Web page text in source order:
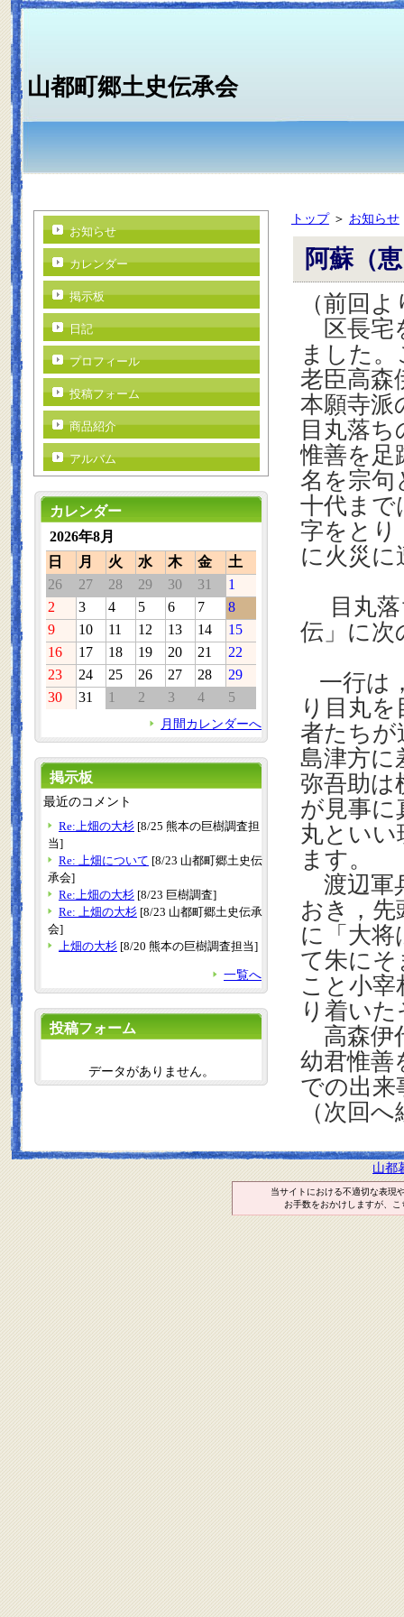
山都町郷土史伝承会
トップ＞ お知らせ
阿蘇（
（前回
区長宅
ました
老臣高森
本願寺派
目丸落
惟善を足
名を宗句
十代まで
字をとり
に火災に
目丸落
伝」に次
一行は
り目丸
者たちが
島津方に
弥吾助は
が見事に
丸とい
ます。
渡辺軍
おき，
に「大
て朱に
こと小
り着い
高森伊
幼君惟善
での出来
（次回
お知らせ
カレンダー
掲示板
日記
プロフィール
投稿フォーム
商品紹介
アルバム
カレンダー
2026年8月
日
月 火 水 木 金
土
26
27 28 29 30 31
1
2
3 4 5 6 7
8
9
10 11 12 13 14
15
16
17 18 19 20 21
22
23
24 25 26 27 28
29
30
31 1 2 3 4 5
月間カレンダーへ
掲示板
最近のコメント
Re:上畑の大杉 [8/25 熊本の巨樹調査担
当]
Re: 上畑について [8/23 山都町郷土史伝
承会]
Re:上畑の大杉 [8/23 巨樹調査]
Re: 上畑の大杉 [8/23 山都町郷土史伝承
会]
上畑の大杉 [8/20 熊本の巨樹調査担当]
一覧へ
投稿フォーム
データがありません。
山都
当サイトにおける不適切な表現
お手数をおかけしますが、こ